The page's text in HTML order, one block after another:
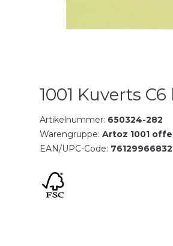
1001 Kuverts
Artikelnummer: 650324-282
Warengruppe: Artoz 1001
EAN/UPC-Code: